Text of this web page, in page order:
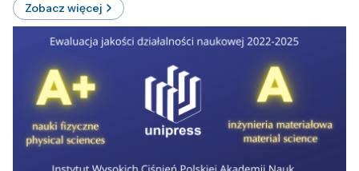
Zobacz więcej